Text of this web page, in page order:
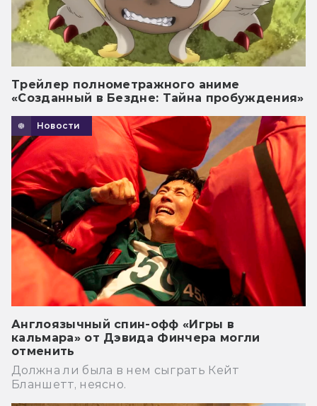
Трейлер полнометражного аниме
«Созданный в Бездне: Тайна пробуждения»
Новости
Англоязычный спин-офф «Игры в
кальмара» от Дэвида Финчера могли
отменить
Должна ли была в нем сыграть Кейт
Бланшетт, неясно.